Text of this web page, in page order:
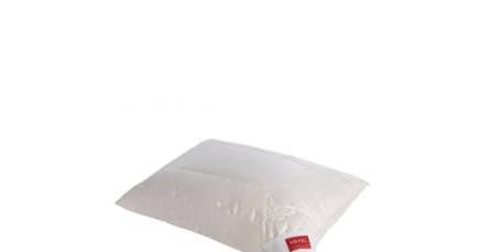
Blog
Obchodné podmienky